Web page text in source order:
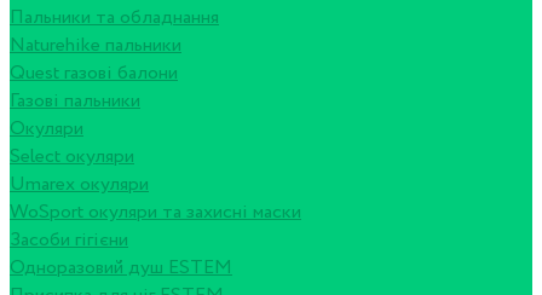
Пальники та обладнання
Naturehike пальники
Quest газові балони
Газові пальники
Окуляри
Select окуляри
Umarex окуляри
WoSport окуляри та захисні маски
Засоби гігієни
Одноразовий душ ESTEM